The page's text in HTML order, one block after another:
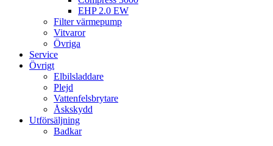
EHP 2.0 EW
Filter värmepump
Vitvaror
Övriga
Service
Övrigt
Elbilsladdare
Plejd
Vattenfelsbrytare
Åskskydd
Utförsäljning
Badkar